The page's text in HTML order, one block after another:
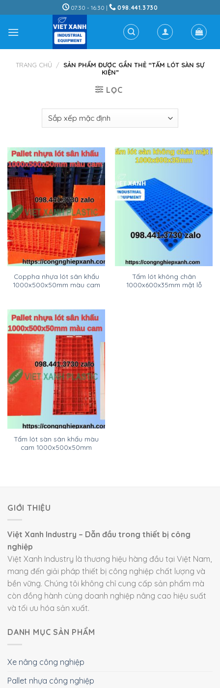
to
content
07:30 - 16:30 | 098.441.3730
TRANG CHỦ / SẢN PHẨM ĐƯỢC GẮN THẺ “TẤM LÓT SÀN SỰ
KIỆN”
LỌC
Coppha nhựa lót sân khấu
1000x500x50mm màu cam
Tấm lót không chân
1000x600x35mm mặt lỗ
Tấm lót sàn sân khấu màu
cam 1000x500x50mm
GIỚI THIỆU
Việt Xanh Industry – Dẫn đầu trong thiết bị công
nghiệp
Việt Xanh Industry là thương hiệu hàng đầu tại Việt Nam,
mang đến giải pháp thiết bị công nghiệp chất lượng và
bền vững. Chúng tôi không chỉ cung cấp sản phẩm mà
còn đồng hành cùng doanh nghiệp nâng cao hiệu suất
và tối ưu hóa sản xuất.
DANH MỤC SẢN PHẨM
Xe nâng công nghiệp
Pallet nhựa công nghiệp